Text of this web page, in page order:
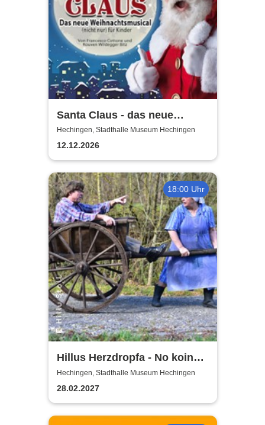
Santa Claus - das neue
Weihnachtsmusical (nicht
nur) für Kinder
Hechingen, Stadthalle Museum Hechingen
12.12.2026
18:00 Uhr
Hillus Herzdropfa - No koin
Domma an Deixl!
Hechingen, Stadthalle Museum Hechingen
28.02.2027